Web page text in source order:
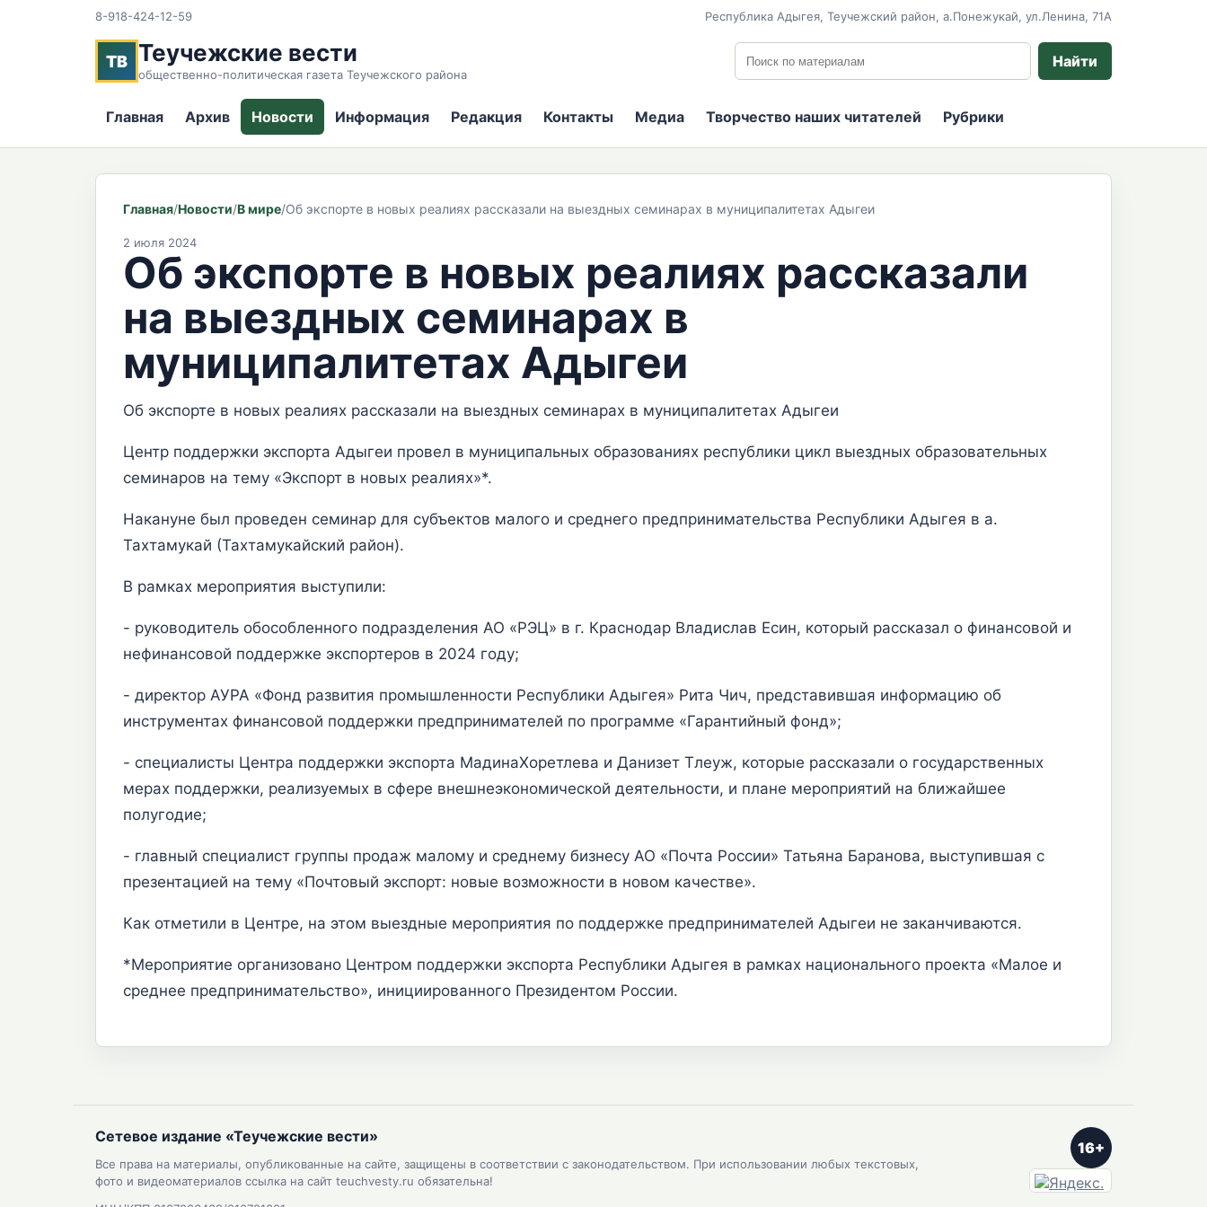
8-918-424-12-59 Республика Адыгея, Теучежский район, а.Понежукай, ул.Ленина, 71А
ТВ Теучежские вести
общественно-политическая газета Теучежского района
Поиск по сайту
Найти
Главная Архив Новости Информация Редакция Контакты Медиа Творчество наших читателей Рубрики
Главная/Новости/В мире/Об экспорте в новых реалиях рассказали на выездных семинарах в муниципалитетах Адыгеи
2 июля 2024
Об экспорте в новых реалиях рассказали
на выездных семинарах в
муниципалитетах Адыгеи
Об экспорте в новых реалиях рассказали на выездных семинарах в муниципалитетах Адыгеи
Центр поддержки экспорта Адыгеи провел в муниципальных образованиях республики цикл выездных образовательных
семинаров на тему «Экспорт в новых реалиях»*.
Накануне был проведен семинар для субъектов малого и среднего предпринимательства Республики Адыгея в а.
Тахтамукай (Тахтамукайский район).
В рамках мероприятия выступили:
- руководитель обособленного подразделения АО «РЭЦ» в г. Краснодар Владислав Есин, который рассказал о финансовой и
нефинансовой поддержке экспортеров в 2024 году;
- директор АУРА «Фонд развития промышленности Республики Адыгея» Рита Чич, представившая информацию об
инструментах финансовой поддержки предпринимателей по программе «Гарантийный фонд»;
- специалисты Центра поддержки экспорта МадинаХоретлева и Данизет Тлеуж, которые рассказали о государственных
мерах поддержки, реализуемых в сфере внешнеэкономической деятельности, и плане мероприятий на ближайшее
полугодие;
- главный специалист группы продаж малому и среднему бизнесу АО «Почта России» Татьяна Баранова, выступившая с
презентацией на тему «Почтовый экспорт: новые возможности в новом качестве».
Как отметили в Центре, на этом выездные мероприятия по поддержке предпринимателей Адыгеи не заканчиваются.
*Мероприятие организовано Центром поддержки экспорта Республики Адыгея в рамках национального проекта «Малое и
среднее предпринимательство», инициированного Президентом России.
Сетевое издание «Теучежские вести»
Все права на материалы, опубликованные на сайте, защищены в соответствии с законодательством. При использовании любых текстовых,
фото и видеоматериалов ссылка на сайт teuchvesty.ru обязательна!
16+